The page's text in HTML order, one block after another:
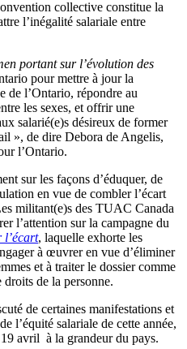
collective constitue la
l’inégalité salariale entre
portant sur l’évolution des
pour mettre à jour la
de l’Ontario, répondre au
les sexes, et offrir une
salarié(e)s désireux de former
», de dire Debora de Angelis,
l’Ontario.
sur les façons d’éduquer, de
en vue de combler l’écart
militant(e)s des TUAC Canada
l’attention sur la campagne du
l’écart, laquelle exhorte les
à œuvrer en vue d’éliminer
et à traiter le dossier comme
de la personne.
de certaines manifestations et
l’équité salariale de cette année,
avril à la grandeur du pays.